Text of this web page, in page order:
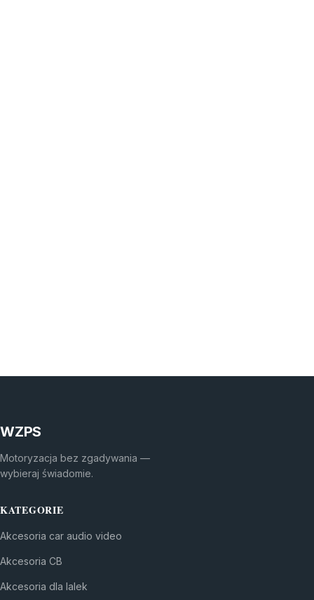
WZPS
Motoryzacja bez zgadywania —
wybieraj świadomie.
KATEGORIE
Akcesoria car audio video
Akcesoria CB
Akcesoria dla lalek